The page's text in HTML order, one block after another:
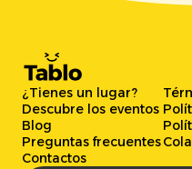
¿Tienes un lugar?
Descubre los eventos
Blog
Preguntas frecuentes
Contactos